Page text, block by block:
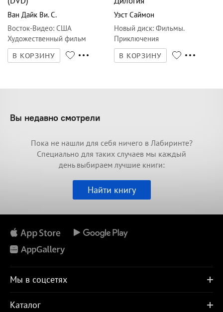
Ван Дайк Ви. С.
Восток-Видео: США
Художественный фильм
В КОРЗИНУ
Уэст Саймон
Новый диск: Фильмы.
Приключения
В КОРЗИНУ
Вы недавно смотрели
Пока не нашли для себя ничего в Лабиринте?
Специально для таких случаев мы каждый
день выбираем лучшие книги:
Найти книгу
Мы в соцсетях
Каталог